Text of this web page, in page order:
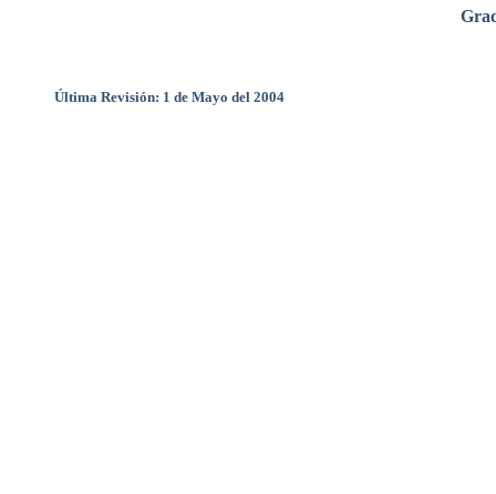
Última Revisión: 1 de Mayo del 2004